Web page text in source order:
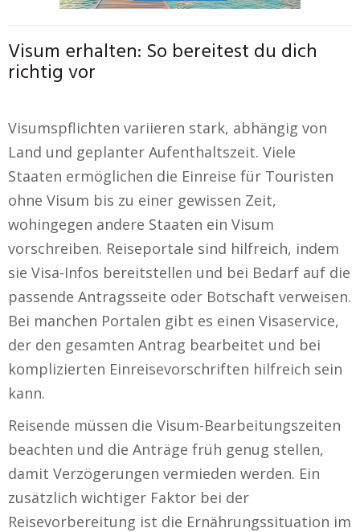
Visum erhalten: So bereitest du dich
richtig vor
Visumspflichten variieren stark, abhängig von
Land und geplanter Aufenthaltszeit. Viele
Staaten ermöglichen die Einreise für Touristen
ohne Visum bis zu einer gewissen Zeit,
wohingegen andere Staaten ein Visum
vorschreiben. Reiseportale sind hilfreich, indem
sie Visa-Infos bereitstellen und bei Bedarf auf die
passende Antragsseite oder Botschaft verweisen.
Bei manchen Portalen gibt es einen Visaservice,
der den gesamten Antrag bearbeitet und bei
komplizierten Einreisevorschriften hilfreich sein
kann.
Reisende müssen die Visum-Bearbeitungszeiten
beachten und die Anträge früh genug stellen,
damit Verzögerungen vermieden werden. Ein
zusätzlich wichtiger Faktor bei der
Reisevorbereitung ist die Ernährungssituation im